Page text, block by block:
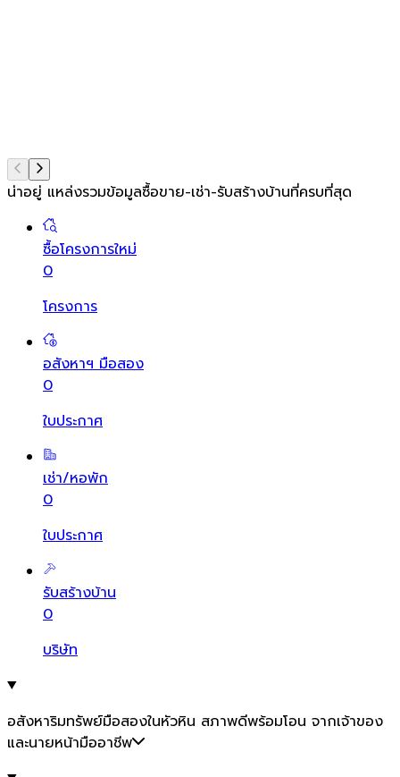
น่าอยู่ แหล่งรวมข้อมูลซื้อขาย-เช่า-รับสร้างบ้านที่ครบที่สุด
ซื้อโครงการใหม่
0
โครงการ
อสังหาฯ มือสอง
0
ใบประกาศ
เช่า/หอพัก
0
ใบประกาศ
รับสร้างบ้าน
0
บริษัท
อสังหาริมทรัพย์มือสองในหัวหิน สภาพดีพร้อมโอน จากเจ้าของ
และนายหน้ามืออาชีพ